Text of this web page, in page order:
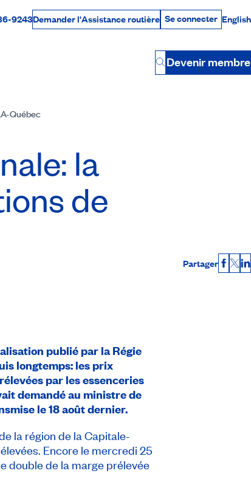
téléphone
9243Demander l'Assistance routière Se connecter
Se connecter English
Button
Devenir membre
Québec
la
de
Partager X
publié par la Régie
longtemps: les prix
par les essenceries
demandé au ministre de
le 18 août dernier.
la région de la Capitale-
Encore le mercredi 25
double de la marge prélevée